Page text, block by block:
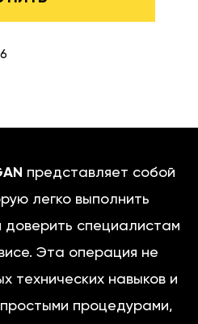
представляет собой
легко выполнить
доверить специалистам
Эта операция не
технических навыков и
процедурами,